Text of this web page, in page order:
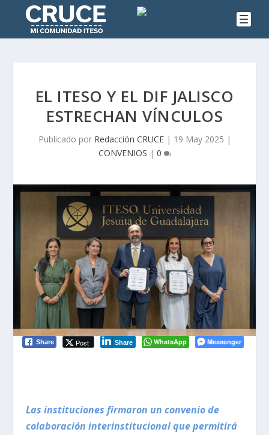
EL ITESO Y EL DIF JALISCO
ESTRECHAN VÍNCULOS
Publicado por Redacción CRUCE| 19 May 2025 |
CONVENIOS | 0
Share Post Share WhatsApp Messenger
Las instituciones firmaron un convenio de
colaboración interinstitucional que permitirá